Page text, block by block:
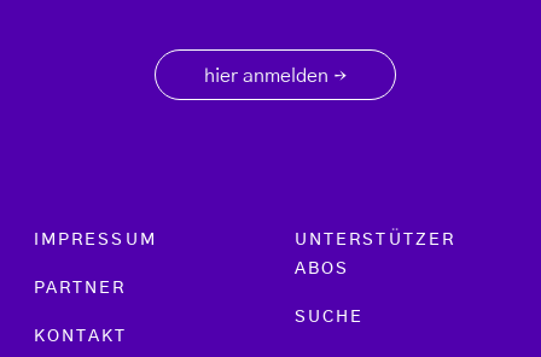
hier anmelden →
Footer menu
IMPRESSUM
PARTNER
KONTAKT
UNTERSTÜTZER
ABOS
SUCHE